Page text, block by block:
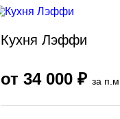
Кухня Лэффи
от 34 000 ₽за п.м.